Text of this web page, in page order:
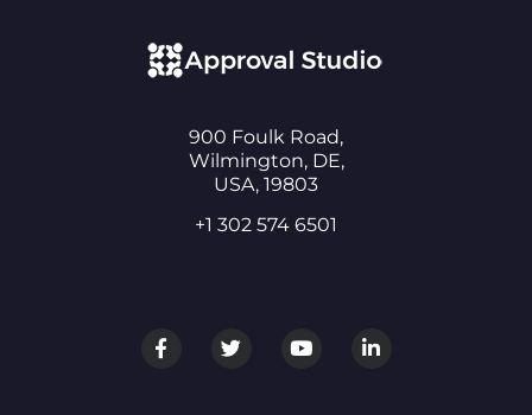
900 Foulk Road,
Wilmington, DE,
USA, 19803
+1 302 574 6501